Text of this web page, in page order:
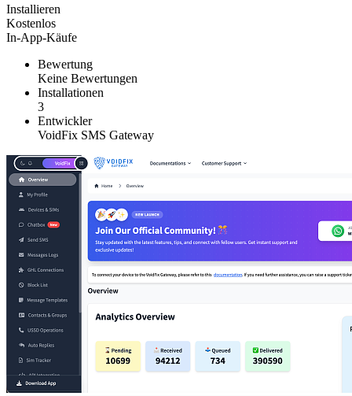
Installieren
Kostenlos
In-App-Käufe
Bewertung
Keine Bewertungen
Installationen
3
Entwickler
VoidFix SMS Gateway